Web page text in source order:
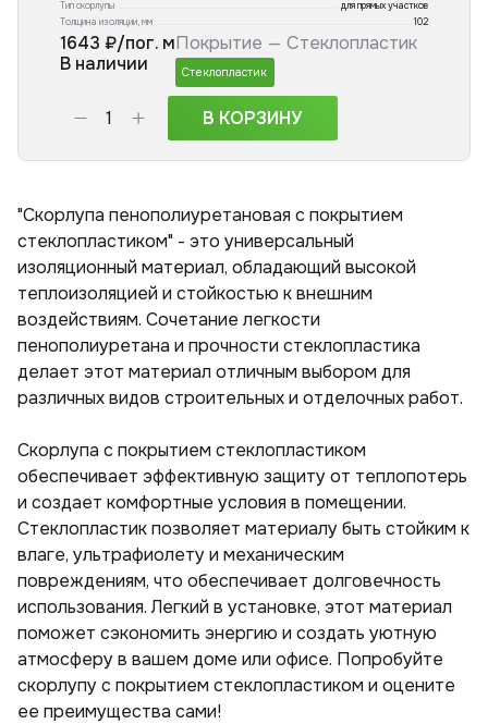
Тип скорлупы
для прямых участков
Толщина изоляции, мм
102
1643 ₽/пог. м
В наличии
Покрытие — Стеклопластик
Стеклопластик
В КОРЗИНУ
"Скорлупа пенополиуретановая с покрытием
стеклопластиком" - это универсальный
изоляционный материал, обладающий высокой
теплоизоляцией и стойкостью к внешним
воздействиям. Сочетание легкости
пенополиуретана и прочности стеклопластика
делает этот материал отличным выбором для
различных видов строительных и отделочных работ.
Скорлупа с покрытием стеклопластиком
обеспечивает эффективную защиту от теплопотерь
и создает комфортные условия в помещении.
Стеклопластик позволяет материалу быть стойким к
влаге, ультрафиолету и механическим
повреждениям, что обеспечивает долговечность
использования. Легкий в установке, этот материал
поможет сэкономить энергию и создать уютную
атмосферу в вашем доме или офисе. Попробуйте
скорлупу с покрытием стеклопластиком и оцените
ее преимущества сами!